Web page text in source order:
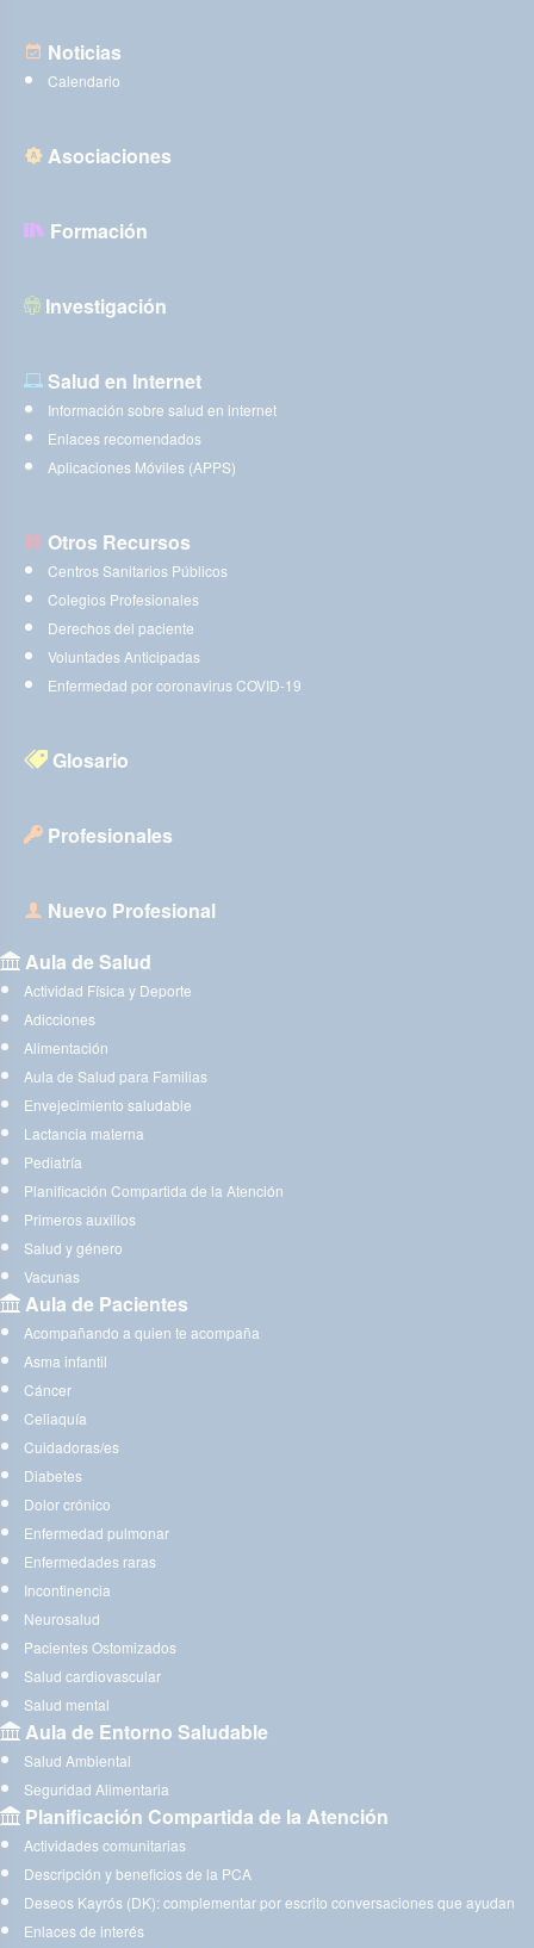
Noticias
Calendario
Asociaciones
Formación
Investigación
Salud en Internet
Información sobre salud en internet
Enlaces recomendados
Aplicaciones Móviles (APPS)
Otros Recursos
Centros Sanitarios Públicos
Colegios Profesionales
Derechos del paciente
Voluntades Anticipadas
Enfermedad por coronavirus COVID-19
Glosario
Profesionales
Nuevo Profesional
Aula de Salud
Actividad Física y Deporte
Adicciones
Alimentación
Aula de Salud para Familias
Envejecimiento saludable
Lactancia materna
Pediatría
Planificación Compartida de la Atención
Primeros auxilios
Salud y género
Vacunas
Aula de Pacientes
Acompañando a quien te acompaña
Asma infantil
Cáncer
Celiaquía
Cuidadoras/es
Diabetes
Dolor crónico
Enfermedad pulmonar
Enfermedades raras
Incontinencia
Neurosalud
Pacientes Ostomizados
Salud cardiovascular
Salud mental
Aula de Entorno Saludable
Salud Ambiental
Seguridad Alimentaria
Planificación Compartida de la Atención
Actividades comunitarias
Descripción y beneficios de la PCA
Deseos Kayrós (DK): complementar por escrito conversaciones que ayudan
Enlaces de interés